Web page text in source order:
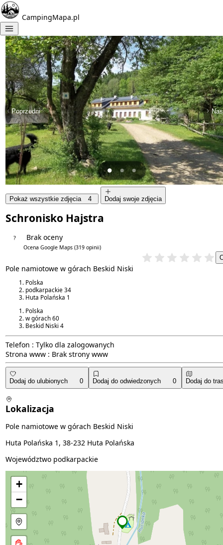
CampingMapa.pl
Poprzedni
Pokaż wszystkie zdjęcia 4 Dodaj swoje zdjęcia
Schronisko Hajstra
? Brak oceny
Ocena Google Maps(319 opinii)
Pole namiotowe w górach Beskid Niski
Polska
podkarpackie 34
Huta Polańska 1
Polska
w górach 60
Beskid Niski 4
Telefon : Tylko dla zalogowanych
Strona www : Brak strony www
Dodaj do ulubionych 0 Dodaj do odwiedzonych 0 Dodaj do
Lokalizacja
Pole namiotowe w górach Beskid Niski
Huta Polańska 1, 38-232 Huta Polańska
Województwo podkarpackie
+
−